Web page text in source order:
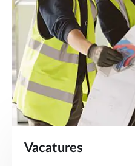
Vacatures